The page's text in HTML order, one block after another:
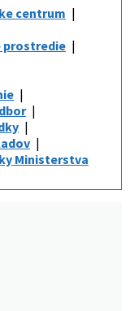
centrum
prostredie
Ministerstva